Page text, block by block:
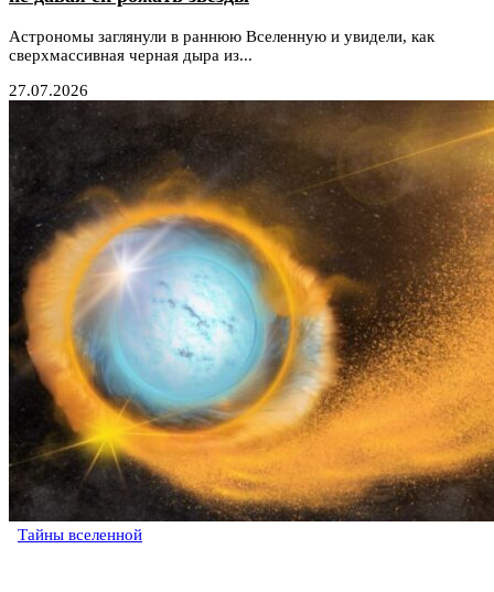
Астрономы заглянули в раннюю Вселенную и увидели, как
сверхмассивная черная дыра из...
27.07.2026
Тайны вселенной